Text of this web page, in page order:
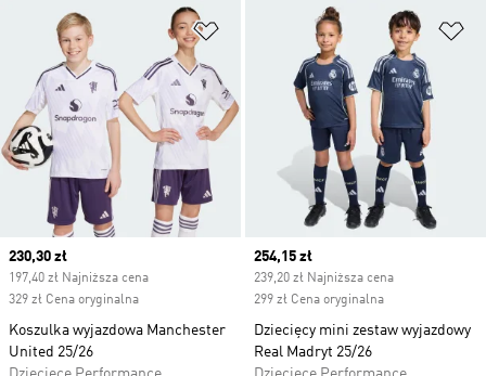
Dodaj do listy życzeń
Current price
230,30 zł
197,40 zł Najniższa cena
329 zł Cena oryginalna
Koszulka wyjazdowa Manchester
United 25/26
Current price
254,15 zł
239,20 zł Najniższa cena
299 zł Cena oryginalna
Dziecięcy mini zestaw wyjazdowy
Real Madryt 25/26